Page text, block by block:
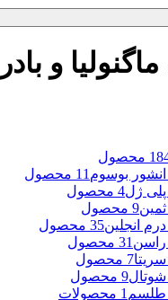
و
محصول
بوسوم 11 محصول
ژل4 محصول
9 محصول
انجلین35 محصول
31 محصول
7 محصول
9 محصول
طلسم 1 محصولات